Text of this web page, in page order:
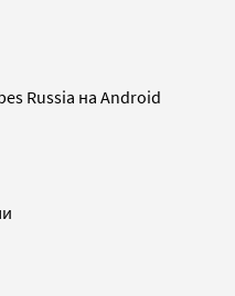
Russia на Android